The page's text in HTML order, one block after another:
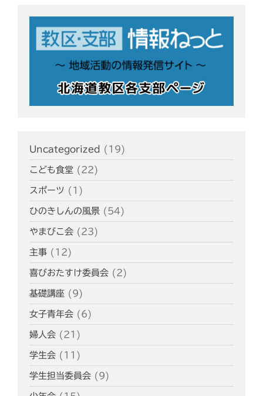
Uncategorized (19)
こども食堂 (22)
スポーツ (1)
ひのきしんの風景 (54)
やまびこ会 (23)
主事 (12)
喜びおたすけ委員会 (2)
基礎講座 (9)
女子青年会 (6)
婦人会 (21)
学生会 (11)
学生担当委員会 (9)